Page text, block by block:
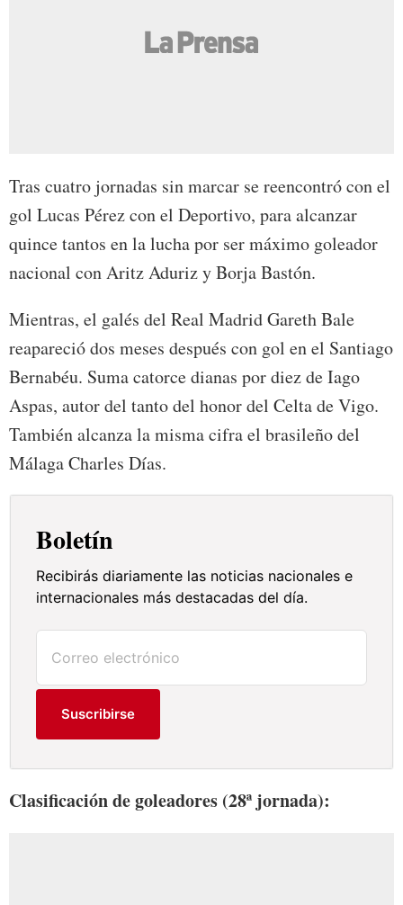
Tras cuatro jornadas sin marcar se reencontró con el
gol Lucas Pérez con el Deportivo, para alcanzar
quince tantos en la lucha por ser máximo goleador
nacional con Aritz Aduriz y Borja Bastón.
Mientras, el galés del Real Madrid Gareth Bale
reapareció dos meses después con gol en el Santiago
Bernabéu. Suma catorce dianas por diez de Iago
Aspas, autor del tanto del honor del Celta de Vigo.
También alcanza la misma cifra el brasileño del
Málaga Charles Días.
Boletín
Recibirás diariamente las noticias nacionales e
internacionales más destacadas del día.
Suscribirse
Clasificación de goleadores (28ª jornada):